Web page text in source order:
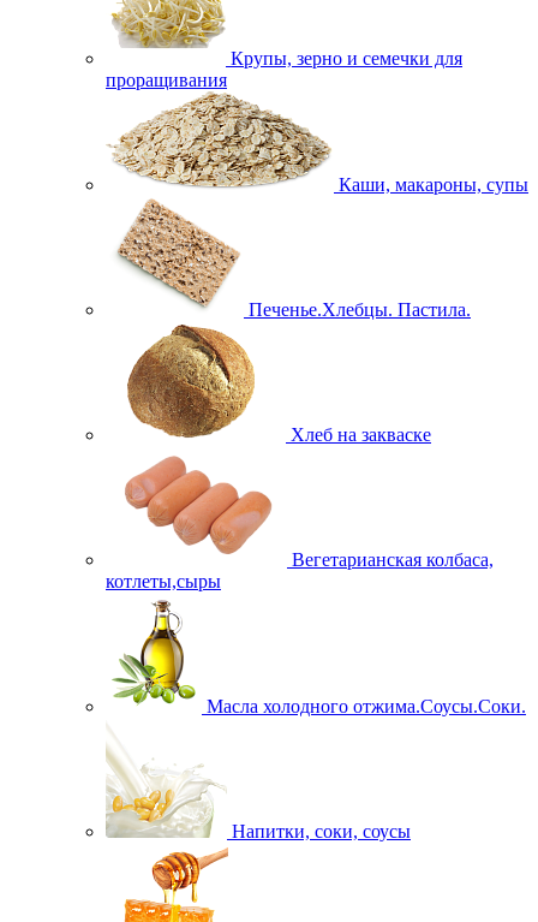
Крупы, зерно и семечки для
проращивания
Каши, макароны, супы
Печенье.Хлебцы. Пастила.
Хлеб на закваске
Вегетарианская колбаса,
котлеты,сыры
Масла холодного отжима.Соусы.Соки.
Напитки, соки, соусы